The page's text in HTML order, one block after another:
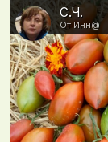
С.Ч.
От Инн@